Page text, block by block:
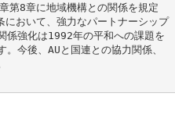
第8章に地域機構との関係を規定
において、強力なパートナーシップ
係強化は1992年の平和への課題を
今後、AUと国連との協力関係、